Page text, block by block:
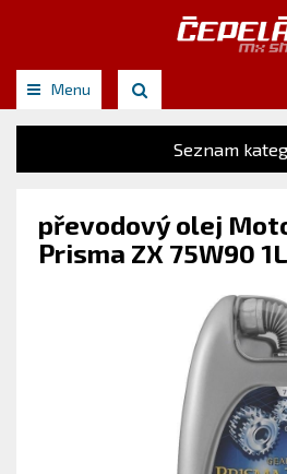
Menu
Seznam
převodový olej
Prisma ZX 75W90 1L